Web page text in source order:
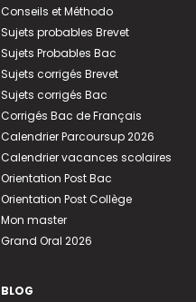
Conseils et Méthodo
Sujets probables Brevet
Sujets Probables Bac
Sujets corrigés Brevet
Sujets corrigés Bac
Corrigés Bac de Français
Calendrier Parcoursup 2026
Calendrier vacances scolaires
Orientation Post Bac
Orientation Post Collège
Mon master
Grand Oral 2026
BLOG